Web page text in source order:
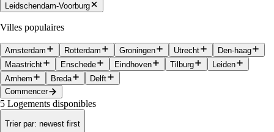
Leidschendam-Voorburg
Villes populaires
Amsterdam Rotterdam Groningen Utrecht
Den-haag
Maastricht
Enschede Eindhoven Tilburg
Leiden
Arnhem
Breda
Delft
Commencer
5 Logements disponibles
Trier par: newest first